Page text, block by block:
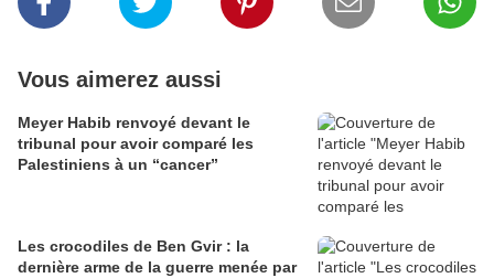
Vous aimerez aussi
Meyer Habib renvoyé devant le
tribunal pour avoir comparé les
Palestiniens à un “cancer”
Les crocodiles de Ben Gvir : la
dernière arme de la guerre menée par